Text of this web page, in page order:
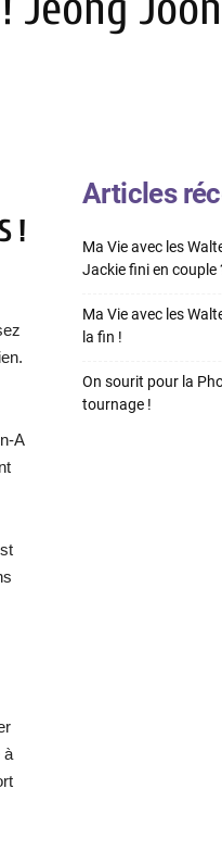
!
A
à
Articles
Ma Vie avec les
Jackie fini en couple
Ma Vie avec les
la fin !
On sourit pour la
tournage !